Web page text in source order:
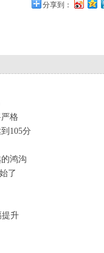
分享到：
格
105分
鸿沟
了
提升